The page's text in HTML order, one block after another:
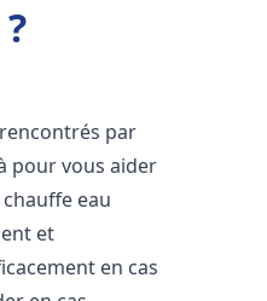
par
pour vous aider
eau
et
en cas